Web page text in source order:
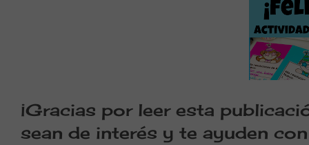
¡Gracias por leer esta
sean de interés y te ayuden